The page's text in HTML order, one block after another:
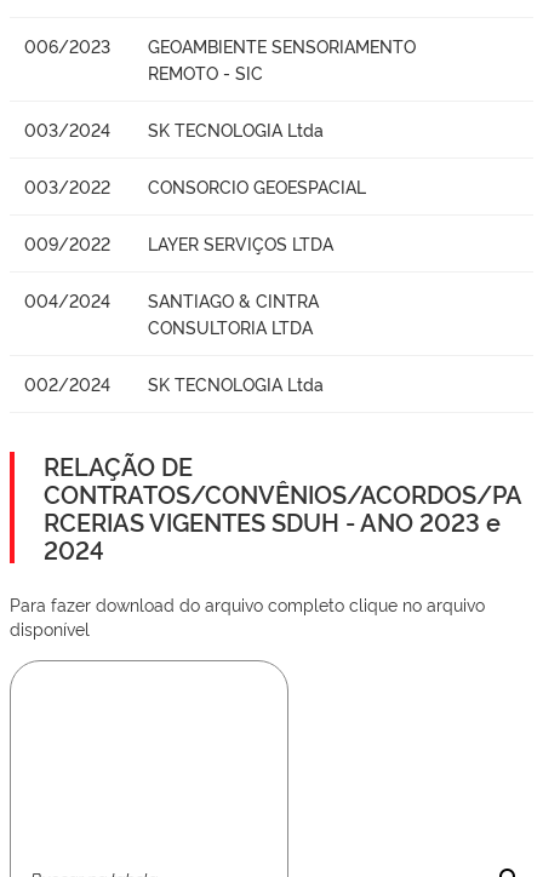
006/2023
GEOAMBIENTE SENSORIAMENTO
REMOTO - SIC
003/2024 SK TECNOLOGIA Ltda
003/2022 CONSORCIO GEOESPACIAL
009/2022 LAYER SERVIÇOS LTDA
004/2024
SANTIAGO & CINTRA
CONSULTORIA LTDA
002/2024 SK TECNOLOGIA Ltda
RELAÇÃO DE
CONTRATOS/CONVÊNIOS/ACORDOS/PA
RCERIAS VIGENTES SDUH - ANO 2023 e
2024
Para fazer download do arquivo completo clique no arquivo
disponível